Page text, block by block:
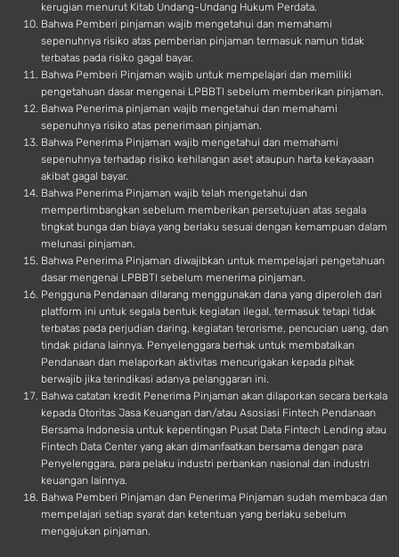
kerugian menurut Kitab Undang-Undang Hukum Perdata.
Bahwa Pemberi pinjaman wajib mengetahui dan memahami
sepenuhnya risiko atas pemberian pinjaman termasuk namun tidak
terbatas pada risiko gagal bayar.
Bahwa Pemberi Pinjaman wajib untuk mempelajari dan memiliki
pengetahuan dasar mengenai LPBBTI sebelum memberikan pinjaman.
Bahwa Penerima pinjaman wajib mengetahui dan memahami
sepenuhnya risiko atas penerimaan pinjaman.
Bahwa Penerima Pinjaman wajib mengetahui dan memahami
sepenuhnya terhadap risiko kehilangan aset ataupun harta kekayaaan
akibat gagal bayar.
Bahwa Penerima Pinjaman wajib telah mengetahui dan
mempertimbangkan sebelum memberikan persetujuan atas segala
tingkat bunga dan biaya yang berlaku sesuai dengan kemampuan dalam
melunasi pinjaman.
Bahwa Penerima Pinjaman diwajibkan untuk mempelajari pengetahuan
dasar mengenai LPBBTI sebelum menerima pinjaman.
Pengguna Pendanaan dilarang menggunakan dana yang diperoleh dari
platform ini untuk segala bentuk kegiatan ilegal, termasuk tetapi tidak
terbatas pada perjudian daring, kegiatan terorisme, pencucian uang, dan
tindak pidana lainnya. Penyelenggara berhak untuk membatalkan
Pendanaan dan melaporkan aktivitas mencurigakan kepada pihak
berwajib jika terindikasi adanya pelanggaran ini.
Bahwa catatan kredit Penerima Pinjaman akan dilaporkan secara berkala
kepada Otoritas Jasa Keuangan dan/atau Asosiasi Fintech Pendanaan
Bersama Indonesia untuk kepentingan Pusat Data Fintech Lending atau
Fintech Data Center yang akan dimanfaatkan bersama dengan para
Penyelenggara, para pelaku industri perbankan nasional dan industri
keuangan lainnya.
Bahwa Pemberi Pinjaman dan Penerima Pinjaman sudah membaca dan
mempelajari setiap syarat dan ketentuan yang berlaku sebelum
mengajukan pinjaman.